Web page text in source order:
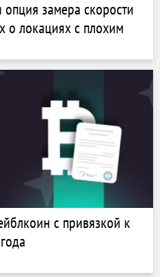
опция замера скорости
о локациях с плохим
с привязкой к